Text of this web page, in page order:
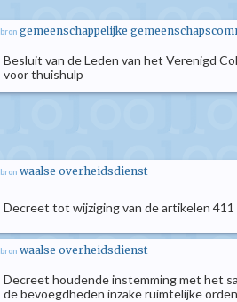
bron gemeenschappelijke
Besluit van de Leden van het Verenigd
voor thuishulp
bron waalse overheidsdienst
Decreet tot wijziging van de artikelen
bron waalse overheidsdienst
Decreet houdende instemming met het
de bevoegdheden inzake ruimtelijke